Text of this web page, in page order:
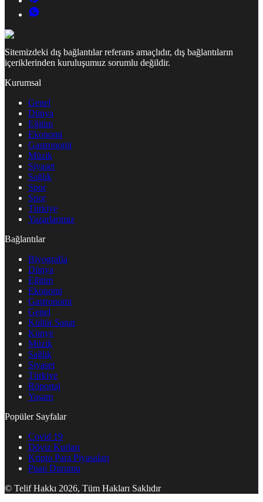
Sitemizdeki dış bağlantılar referans amaçlıdır, dış bağlantıların
içeriklerinden kuruluşumuz sorumlu değildir.
Kurumsal
Genel
Dünya
Eğitim
Ekonomi
Gastronomi
Müzik
Siyaset
Sağlık
Spor
Spor
Türkiye
Yazarlarımız
Bağlantılar
Biyografia
Dünya
Eğitim
Ekonomi
Gastronomi
Genel
Kültür Sanat
Künye
Müzik
Sağlık
Siyaset
Türkiye
Röportaj
Yaşam
Popüler Sayfalar
Covid 19
Döviz Kurları
Kripto Para Piyasaları
Puan Durumu
© Telif Hakkı 2026, Tüm Hakları Saklıdır